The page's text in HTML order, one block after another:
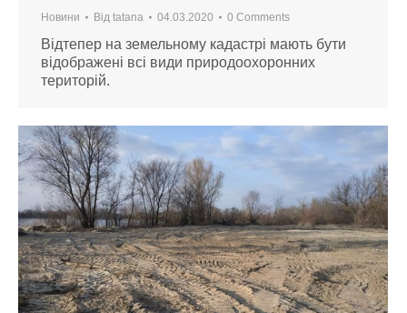
Новини Від tatana 04.03.2020 0 Comments
Відтепер на земельному кадастрі мають бути
відображені всі види природоохоронних
територій.